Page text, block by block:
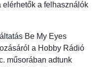
a felhasználók
Be My Eyes
a Hobby Rádió
műsorában adtunk